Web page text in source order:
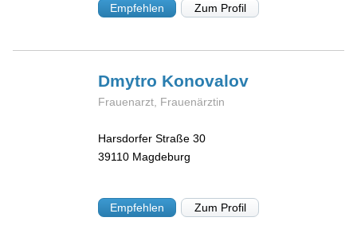
Empfehlen Zum Profil
Dmytro Konovalov
Frauenarzt, Frauenärztin
Harsdorfer Straße 30
39110 Magdeburg
Empfehlen Zum Profil